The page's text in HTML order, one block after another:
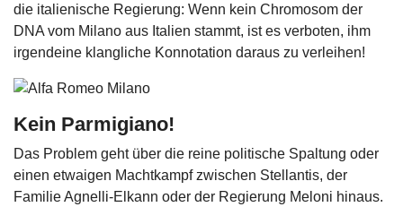
die italienische Regierung: Wenn kein Chromosom der
DNA vom Milano aus Italien stammt, ist es verboten, ihm
irgendeine klangliche Konnotation daraus zu verleihen!
Kein Parmigiano!
Das Problem geht über die reine politische Spaltung oder
einen etwaigen Machtkampf zwischen Stellantis, der
Familie Agnelli-Elkann oder der Regierung Meloni hinaus.